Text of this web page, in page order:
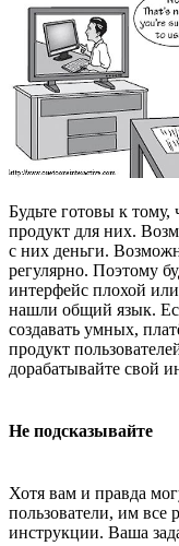
Будьте готовы к
продукт для них.
с них деньги.
регулярно. Поэтому
интерфейс плохой
нашли общий язык.
создавать умных,
продукт
дорабатывайте свой
Не подсказывайте
Хотя вам и правда
пользователи, им все
инструкции. Ваша